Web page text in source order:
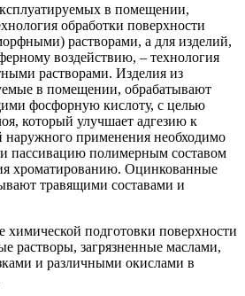
в помещении,
обработки поверхности
растворами, а для изделий,
воздействию, – технология
растворами. Изделия из
в помещении, обрабатывают
фосфорную кислоту, с целью
который улучшает адгезию к
применения необходимо
пассивацию полимерным составом
хроматированию. Оцинкованные
травящими составами и
химической подготовки поверхности
растворы, загрязненные маслами,
и различными окислами в